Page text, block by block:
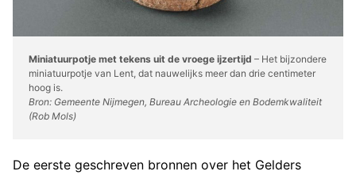
Miniatuurpotje met tekens uit de vroege ijzertijd – Het bijzondere
miniatuurpotje van Lent, dat nauwelijks meer dan drie centimeter
hoog is.
Bron: Gemeente Nijmegen, Bureau Archeologie en Bodemkwaliteit
(Rob Mols)
De eerste geschreven bronnen over het Gelders